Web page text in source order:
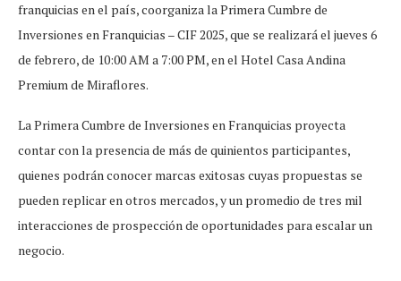
franquicias en el país, coorganiza la Primera Cumbre de
Inversiones en Franquicias – CIF 2025, que se realizará el jueves 6
de febrero, de 10:00 AM a 7:00 PM, en el Hotel Casa Andina
Premium de Miraflores.
La Primera Cumbre de Inversiones en Franquicias proyecta
contar con la presencia de más de quinientos participantes,
quienes podrán conocer marcas exitosas cuyas propuestas se
pueden replicar en otros mercados, y un promedio de tres mil
interacciones de prospección de oportunidades para escalar un
negocio.